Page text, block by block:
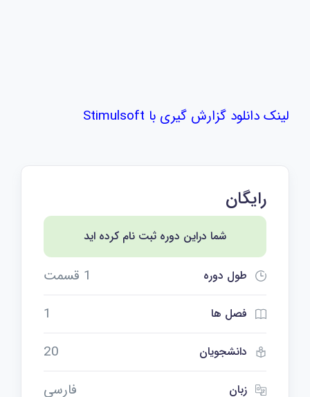
لینک دانلود گزارش گیری با Stimulsoft
رایگان
شما دراین دوره ثبت نام کرده اید
طول دوره 1 قسمت
فصل ها 1
دانشجویان 20
زبان فارسی